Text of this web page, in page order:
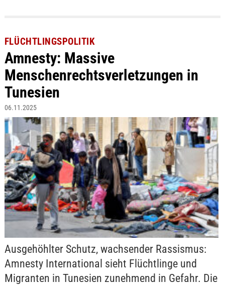
FLÜCHTLINGSPOLITIK
Amnesty: Massive
Menschenrechtsverletzungen in
Tunesien
06.11.2025
Ausgehöhlter Schutz, wachsender Rassismus:
Amnesty International sieht Flüchtlinge und
Migranten in Tunesien zunehmend in Gefahr. Die